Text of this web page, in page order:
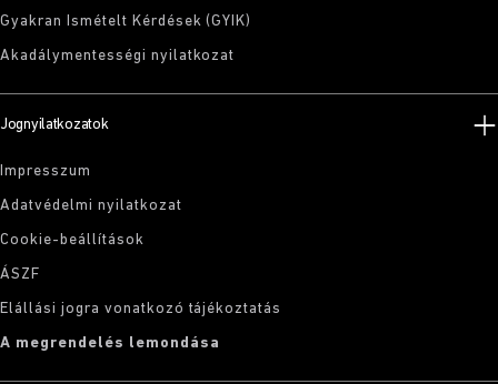
Gyakran Ismételt Kérdések (GYIK)
Akadálymentességi nyilatkozat
Jognyilatkozatok
Impresszum
Adatvédelmi nyilatkozat
Cookie-beállítások
ÁSZF
Elállási jogra vonatkozó tájékoztatás
A megrendelés lemondása